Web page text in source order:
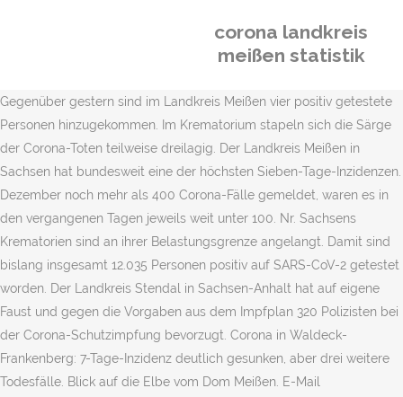
corona landkreis
meißen statistik
Gegenüber gestern sind im Landkreis Meißen vier positiv getestete
Personen hinzugekommen. Im Krematorium stapeln sich die Särge
der Corona-Toten teilweise dreilagig. Der Landkreis Meißen in
Sachsen hat bundesweit eine der höchsten Sieben-Tage-Inzidenzen.
Dezember noch mehr als 400 Corona-Fälle gemeldet, waren es in
den vergangenen Tagen jeweils weit unter 100. Nr. Sachsens
Krematorien sind an ihrer Belastungsgrenze angelangt. Damit sind
bislang insgesamt 12.035 Personen positiv auf SARS-CoV-2 getestet
worden. Der Landkreis Stendal in Sachsen-Anhalt hat auf eigene
Faust und gegen die Vorgaben aus dem Impfplan 320 Polizisten bei
der Corona-Schutzimpfung bevorzugt. Corona in Waldeck-
Frankenberg: 7-Tage-Inzidenz deutlich gesunken, aber drei weitere
Todesfälle. Blick auf die Elbe vom Dom Meißen. E-Mail